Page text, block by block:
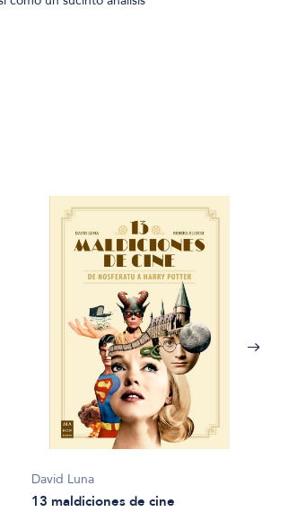
David Luna
13 maldiciones de cine